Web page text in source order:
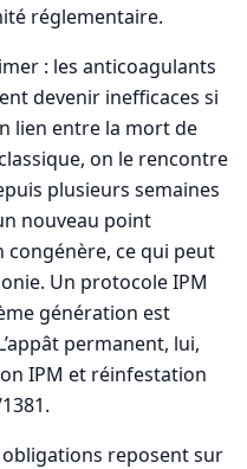
réglementaire.
: les anticoagulants
devenir inefficaces si
lien entre la mort de
on le rencontre
plusieurs semaines
nouveau point
congénère, ce qui peut
Un protocole IPM
génération est
permanent, lui,
IPM et réinfestation
reposent sur